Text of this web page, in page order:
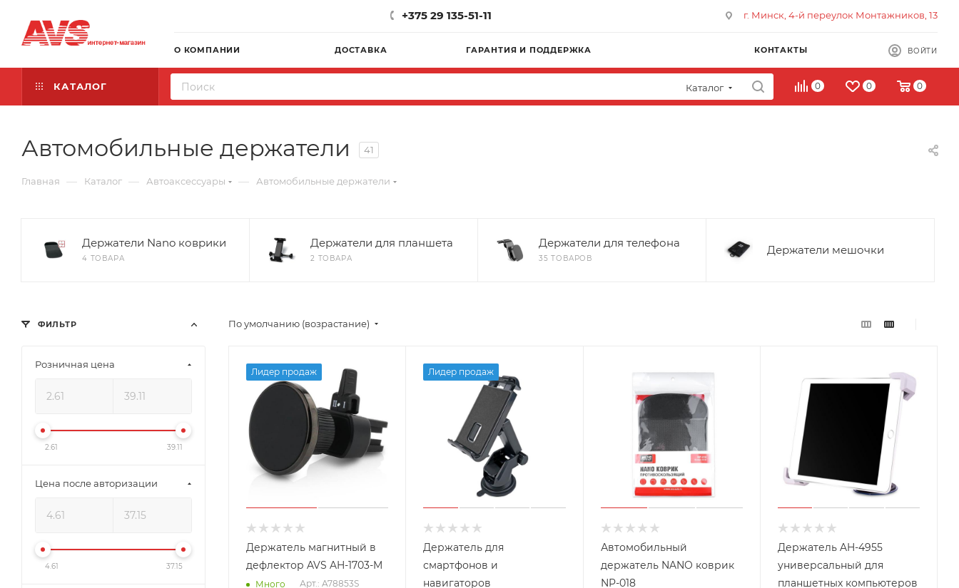
+375 29 135-51-11 г. Минск, 4-й переулок Монтажников, 13
О КОМПАНИИ ДОСТАВКА ГАРАНТИЯ И ПОДДЕРЖКА КОНТАКТЫ ВОЙТИ
КАТАЛОГ Каталог 0 0 0
Автомобильные держатели 41
Главная — Каталог — Автоаксессуары — Автомобильные держатели
Держатели Nano коврики
4 ТОВАРА
Держатели для планшета
2 ТОВАРА
Держатели для телефона
35 ТОВАРОВ
Держатели мешочки
По умолчанию (возрастание)
Лидер продаж
Держатель магнитный в
дефлектор AVS AH-1703-M
Много Арт.: A78853S
Лидер продаж
Держатель для
смартфонов и
навигаторов
Автомобильный
держатель NANO коврик
NP-018
Держатель AH-4955
универсальный для
планшетных компьютеров
ФИЛЬТР
Розничная цена
2.61 39.11
Цена после авторизации
4.61 37.15